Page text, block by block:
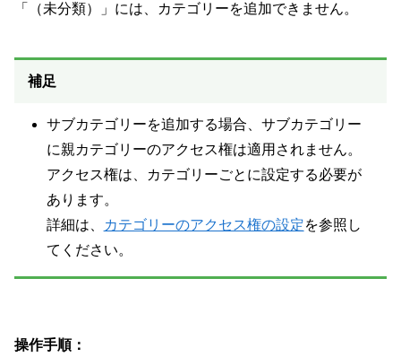
「（未分類）」には、カテゴリーを追加できません。
補足
サブカテゴリーを追加する場合、サブカテゴリー
に親カテゴリーのアクセス権は適用されません。
アクセス権は、カテゴリーごとに設定する必要が
あります。
詳細は、
カテゴリーのアクセス権の設定を参照し
てください。
操作手順：